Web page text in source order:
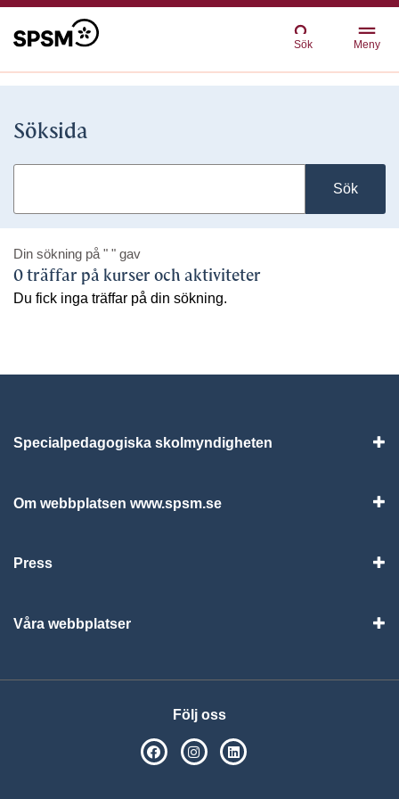
Sök Meny
Söksida
Sök
Din sökning på " " gav
0 träffar på kurser och aktiviteter
Du fick inga träffar på din sökning.
Specialpedagogiska skolmyndigheten
Om webbplatsen www.spsm.se
Press
Våra webbplatser
Följ oss
SPSM på Facebook
SPSM på Instagram